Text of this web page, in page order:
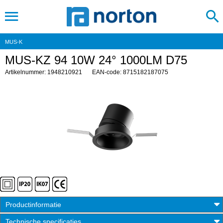
MUS-K
MUS-KZ 94 10W 24° 1000LM D75
Artikelnummer: 1948210921 EAN-code: 8715182187075
Productinformatie